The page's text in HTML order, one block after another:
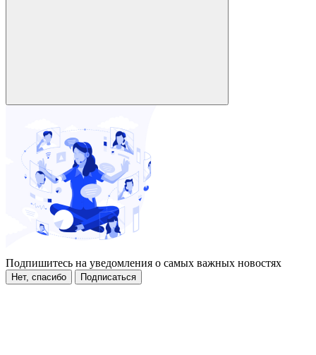
Подпишитесь на уведомления о самых важных новостях
Нет, спасибо Подписаться